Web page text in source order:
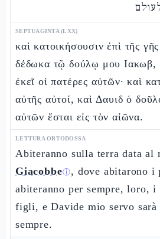
SEPTUAGINTA (LXX)
καὶ κατοικήσουσιν ἐπὶ τῆς
δέδωκα τῷ δούλῳ μου Ιακωβ,
ἐκεῖ οἱ πατέρες αὐτῶν· καὶ
αὐτῆς αὐτοί, καὶ Δαυιδ ὁ
αὐτῶν ἔσται εἰς τὸν αἰῶνα.
LETTURA ORTODOSSA
Abiteranno sulla terra data al
Giacobbeⓘ, dove abitarono i
abiteranno per sempre,
figli, e Davide mio servo
sempre.